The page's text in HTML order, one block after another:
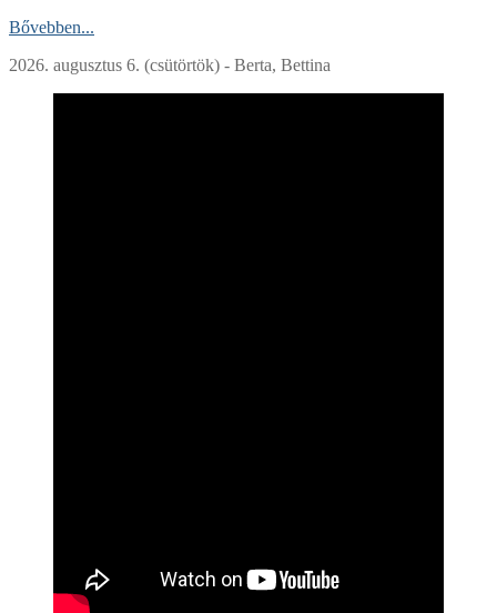
Bővebben...
2026. augusztus 6. (csütörtök) - Berta, Bettina